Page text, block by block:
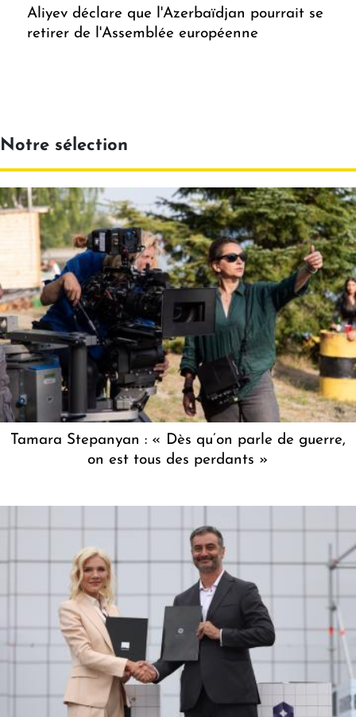
Aliyev déclare que l'Azerbaïdjan pourrait se
retirer de l'Assemblée européenne
Notre sélection
Tamara Stepanyan : « Dès qu’on parle de guerre,
on est tous des perdants »